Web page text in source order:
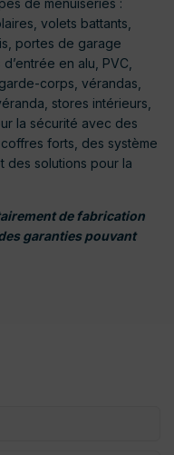
de menuiseries :
volets battants,
portes de garage
en alu, PVC,
corps, vérandas,
stores intérieurs,
la sécurité avec des
forts, des système
des solutions pour la
de fabrication
garanties pouvant